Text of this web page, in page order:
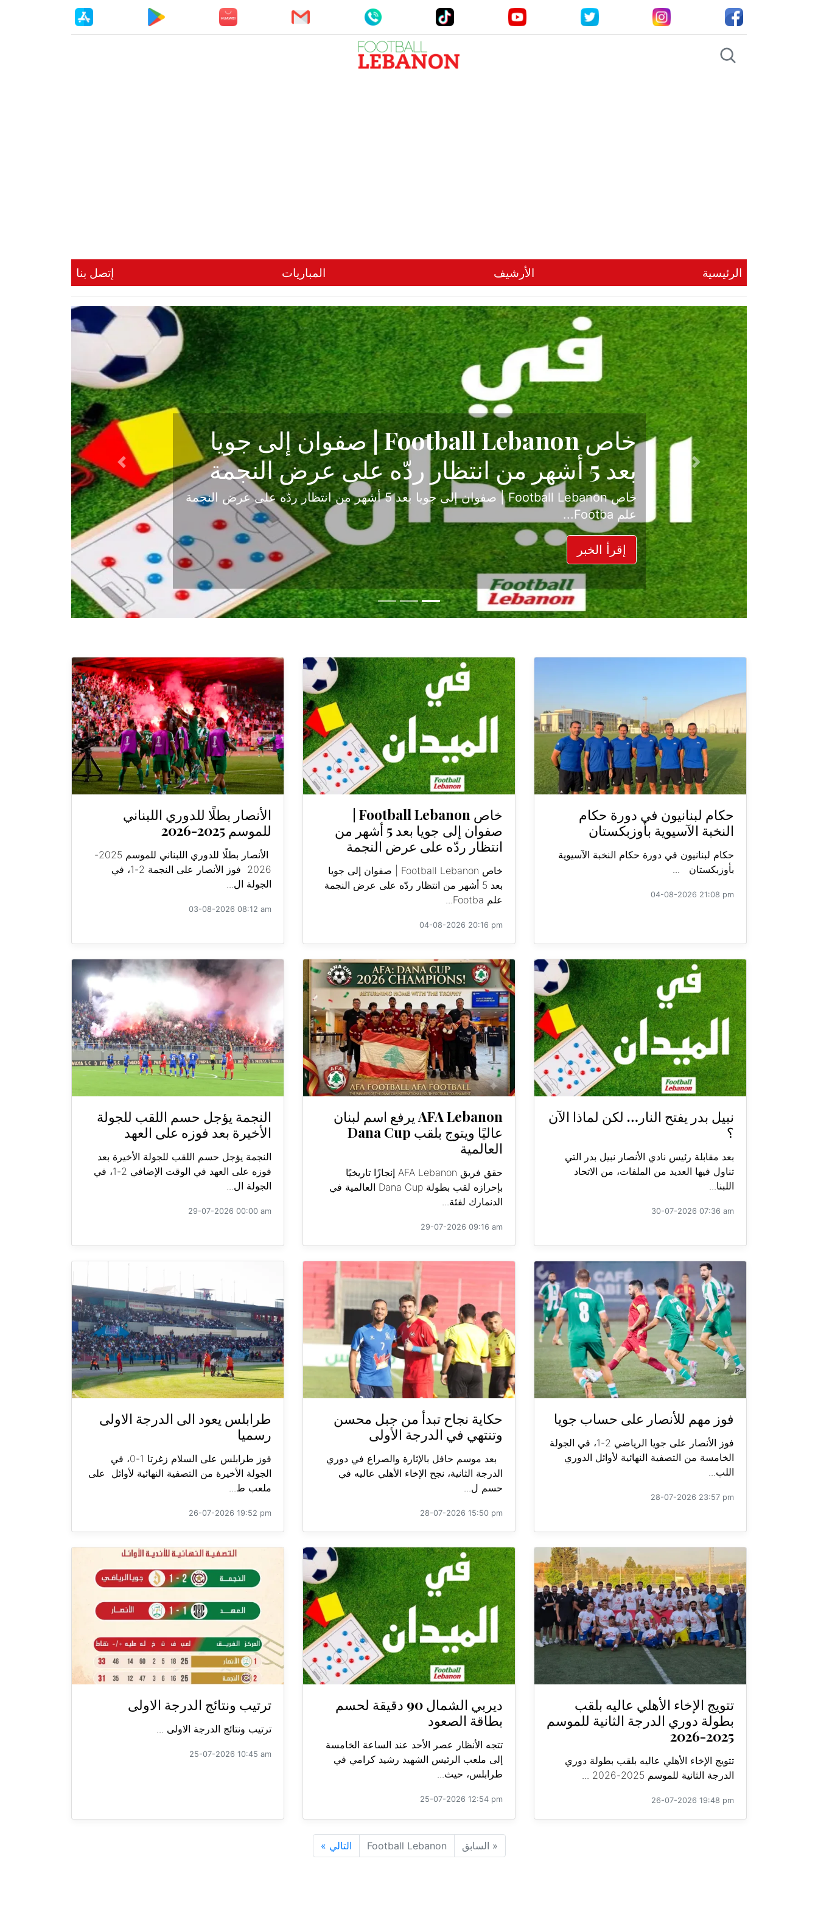
الرئيسية الأرشيف المباريات إتصل بنا
حكاية نجاح تبدأ من جبل محسن وتنتهي في
الدرجة الأولى
بعد موسم حافل بالإثارة والصراع في دوري الدرجة الثانية، نجح الإخاء الأهلي عاليه في
حسم ل...
إقرأ الخبر
Previous
Next
حكام لبنانيون في دورة حكام
النخبة الآسيوية بأوزبكستان
حكام لبنانيون في دورة حكام النخبة الآسيوية
بأوزبكستان ...
04-08-2026 21:08 pm
صفوان إلى جويا بعد 5 أشهر من
انتظار ردّه على عرض النجمة
خاص Football Lebanon | صفوان إلى جويا
بعد 5 أشهر من انتظار ردّه على عرض النجمة
علم Footba...
04-08-2026 20:16 pm
الأنصار بطلًا للدوري اللبناني
للموسم 2025-2026
الأنصار بطلًا للدوري اللبناني للموسم 2025-
2026 فوز الأنصار على النجمة 2-1، في
الجولة ال...
03-08-2026 08:12 am
نبيل بدر يفتح النار… لكن لماذا الآن
؟
بعد مقابلة رئيس نادي الأنصار نبيل بدر التي
تناول فيها العديد من الملفات، من الاتحاد
اللبنا...
30-07-2026 07:36 am
AFA Lebanon يرفع اسم لبنان
عاليًا ويتوج بلقب Dana Cup
العالمية
حقق فريق AFA Lebanon إنجازًا تاريخيًا
بإحرازه لقب بطولة Dana Cup العالمية في
الدنمارك لفئة...
29-07-2026 09:16 am
النجمة يؤجل حسم اللقب للجولة
الأخيرة بعد فوزه على العهد
النجمة يؤجل حسم اللقب للجولة الأخيرة بعد
فوزه على العهد في الوقت الإضافي 2-1، في
الجولة ال...
29-07-2026 00:00 am
فوز مهم للأنصار على حساب جويا
فوز الأنصار على جويا الرياضي 2-1، في الجولة
الخامسة من التصفية النهائية لأوائل الدوري
اللب...
28-07-2026 23:57 pm
حكاية نجاح تبدأ من جبل محسن
وتنتهي في الدرجة الأولى
بعد موسم حافل بالإثارة والصراع في دوري
الدرجة الثانية، نجح الإخاء الأهلي عاليه في
حسم ل...
28-07-2026 15:50 pm
طرابلس يعود الى الدرجة الاولى
رسميا
فوز طرابلس على السلام زغرتا 1-0، في
الجولة الأخيرة من التصفية النهائية لأوائل على
ملعب ط...
26-07-2026 19:52 pm
تتويج الإخاء الأهلي عاليه بلقب
بطولة دوري الدرجة الثانية للموسم
2025-2026
تتويج الإخاء الأهلي عاليه بلقب بطولة دوري
الدرجة الثانية للموسم 2025-2026 ...
26-07-2026 19:48 pm
ديربي الشمال 90 دقيقة لحسم
بطاقة الصعود
تتجه الأنظار عصر الأحد عند الساعة الخامسة
إلى ملعب الرئيس الشهيد رشيد كرامي في
طرابلس، حيث...
25-07-2026 12:54 pm
ترتيب ونتائج الدرجة الاولى
ترتيب ونتائج الدرجة الاولى ...
25-07-2026 10:45 am
« السابق Football Lebanon التالي »